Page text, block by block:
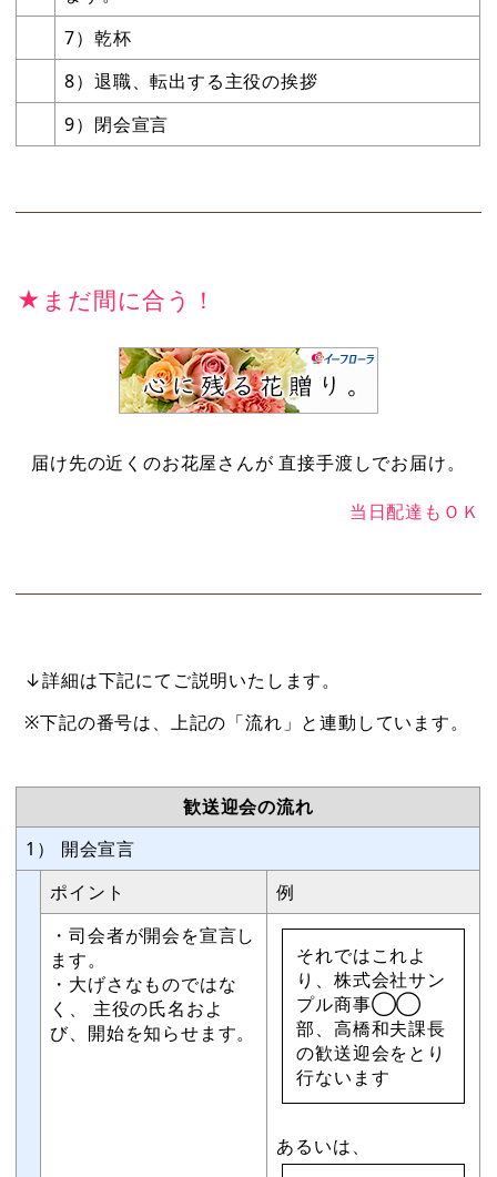
7）乾杯
8）退職、転出する主役の挨拶
9）閉会宣言
★まだ間に合う！
届け先の近くのお花屋さんが 直接手渡しでお届け。
当日配達もＯＫ
↓詳細は下記にてご説明いたします。
※下記の番号は、上記の「流れ」と連動しています。
歓送迎会の流れ
1） 開会宣言
ポイント
例
・司会者が開会を宣言し
ます。
・大げさなものではな
く、 主役の氏名およ
び、開始を知らせます。
それではこれよ
り、株式会社サン
プル商事◯◯
部、高橋和夫課長
の歓送迎会をとり
行ないます
あるいは、